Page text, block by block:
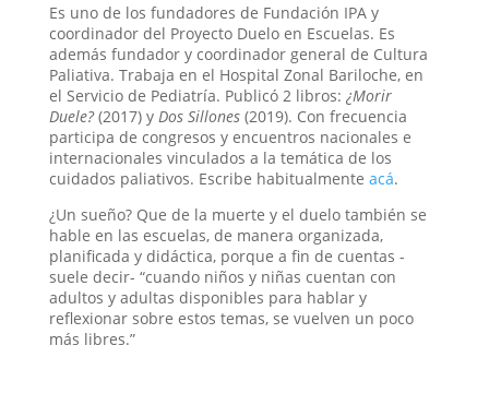
Es uno de los fundadores de Fundación IPA y
coordinador del Proyecto Duelo en Escuelas. Es
además fundador y coordinador general de Cultura
Paliativa. Trabaja en el Hospital Zonal Bariloche, en
el Servicio de Pediatría. Publicó 2 libros: ¿Morir
Duele?(2017) y Dos Sillones(2019). Con frecuencia
participa de congresos y encuentros nacionales e
internacionales vinculados a la temática de los
cuidados paliativos. Escribe habitualmente acá.
¿Un sueño? Que de la muerte y el duelo también se
hable en las escuelas, de manera organizada,
planificada y didáctica, porque a fin de cuentas -
suele decir- “cuando niños y niñas cuentan con
adultos y adultas disponibles para hablar y
reflexionar sobre estos temas, se vuelven un poco
más libres.”